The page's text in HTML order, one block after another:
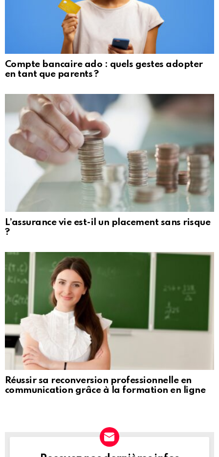
Compte bancaire ado : quels gestes adopter
en tant que parents ?
L’assurance vie est-il un placement sans risque
?
Réussir sa reconversion professionnelle en
communication grâce à la formation en ligne